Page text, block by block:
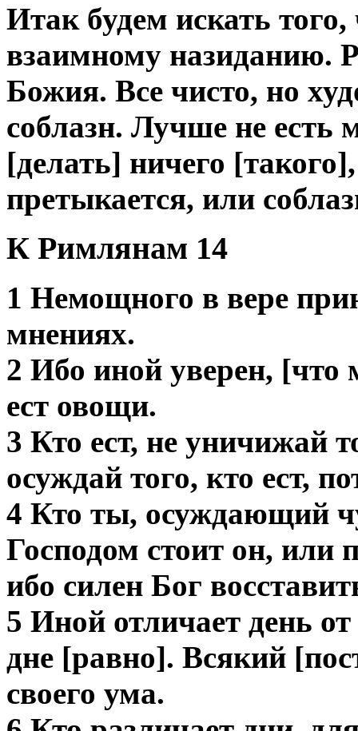
Итак будем искать
взаимному назиданию.
Божия. Все чисто, но
соблазн. Лучше не есть
[делать] ничего
претыкается, или
К Римлянам 14
1 Немощного в вере
мнениях.
2 Ибо иной уверен,
ест овощи.
3 Кто ест, не уничижай
осуждай того, кто ест,
4 Кто ты, осуждающий
Господом стоит он, или
ибо силен Бог
5 Иной отличает день
дне [равно]. Всякий
своего ума.